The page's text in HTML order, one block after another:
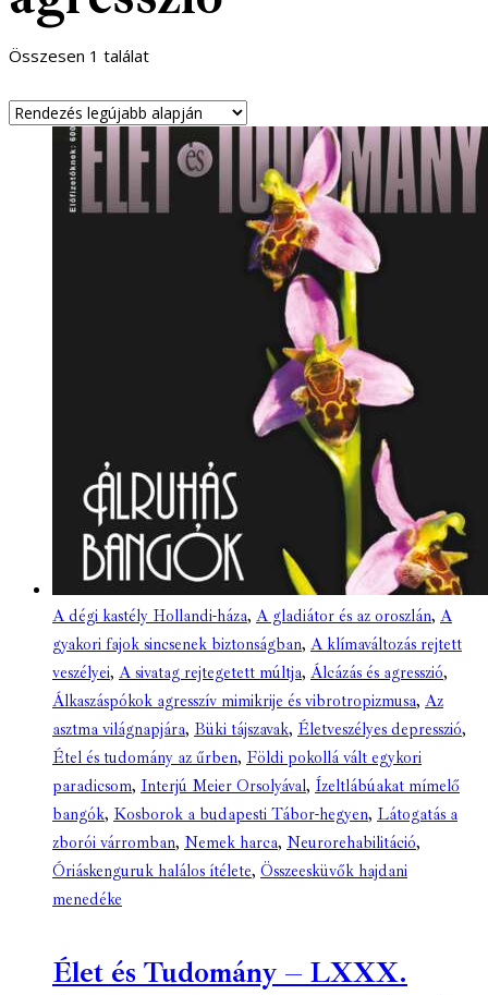
Összesen 1 találat
A dégi kastély Hollandi-háza, A gladiátor és az oroszlán, A
gyakori fajok sincsenek biztonságban, A klímaváltozás rejtett
veszélyei, A sivatag rejtegetett múltja, Álcázás és agresszió,
Álkaszáspókok agresszív mimikrije és vibrotropizmusa, Az
asztma világnapjára, Büki tájszavak, Életveszélyes depresszió,
Étel és tudomány az űrben, Földi pokollá vált egykori
paradicsom, Interjú Meier Orsolyával, Ízeltlábúakat mímelő
bangók, Kosborok a budapesti Tábor-hegyen, Látogatás a
zborói várromban, Nemek harca, Neurorehabilitáció,
Óriáskenguruk halálos ítélete, Összeesküvők hajdani
menedéke
Élet és Tudomány – LXXX.